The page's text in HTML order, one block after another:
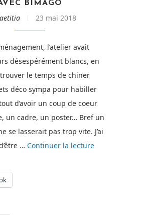
BIMAGO
23 mai 2018
l’atelier avait
désespérément blancs, en
le temps de chiner
déco sympa pour habiller
d’avoir un coup de coeur
un cadre, un poster… Bref un
se lasserait pas trop vite. J’ai
… Continuer la lecturede